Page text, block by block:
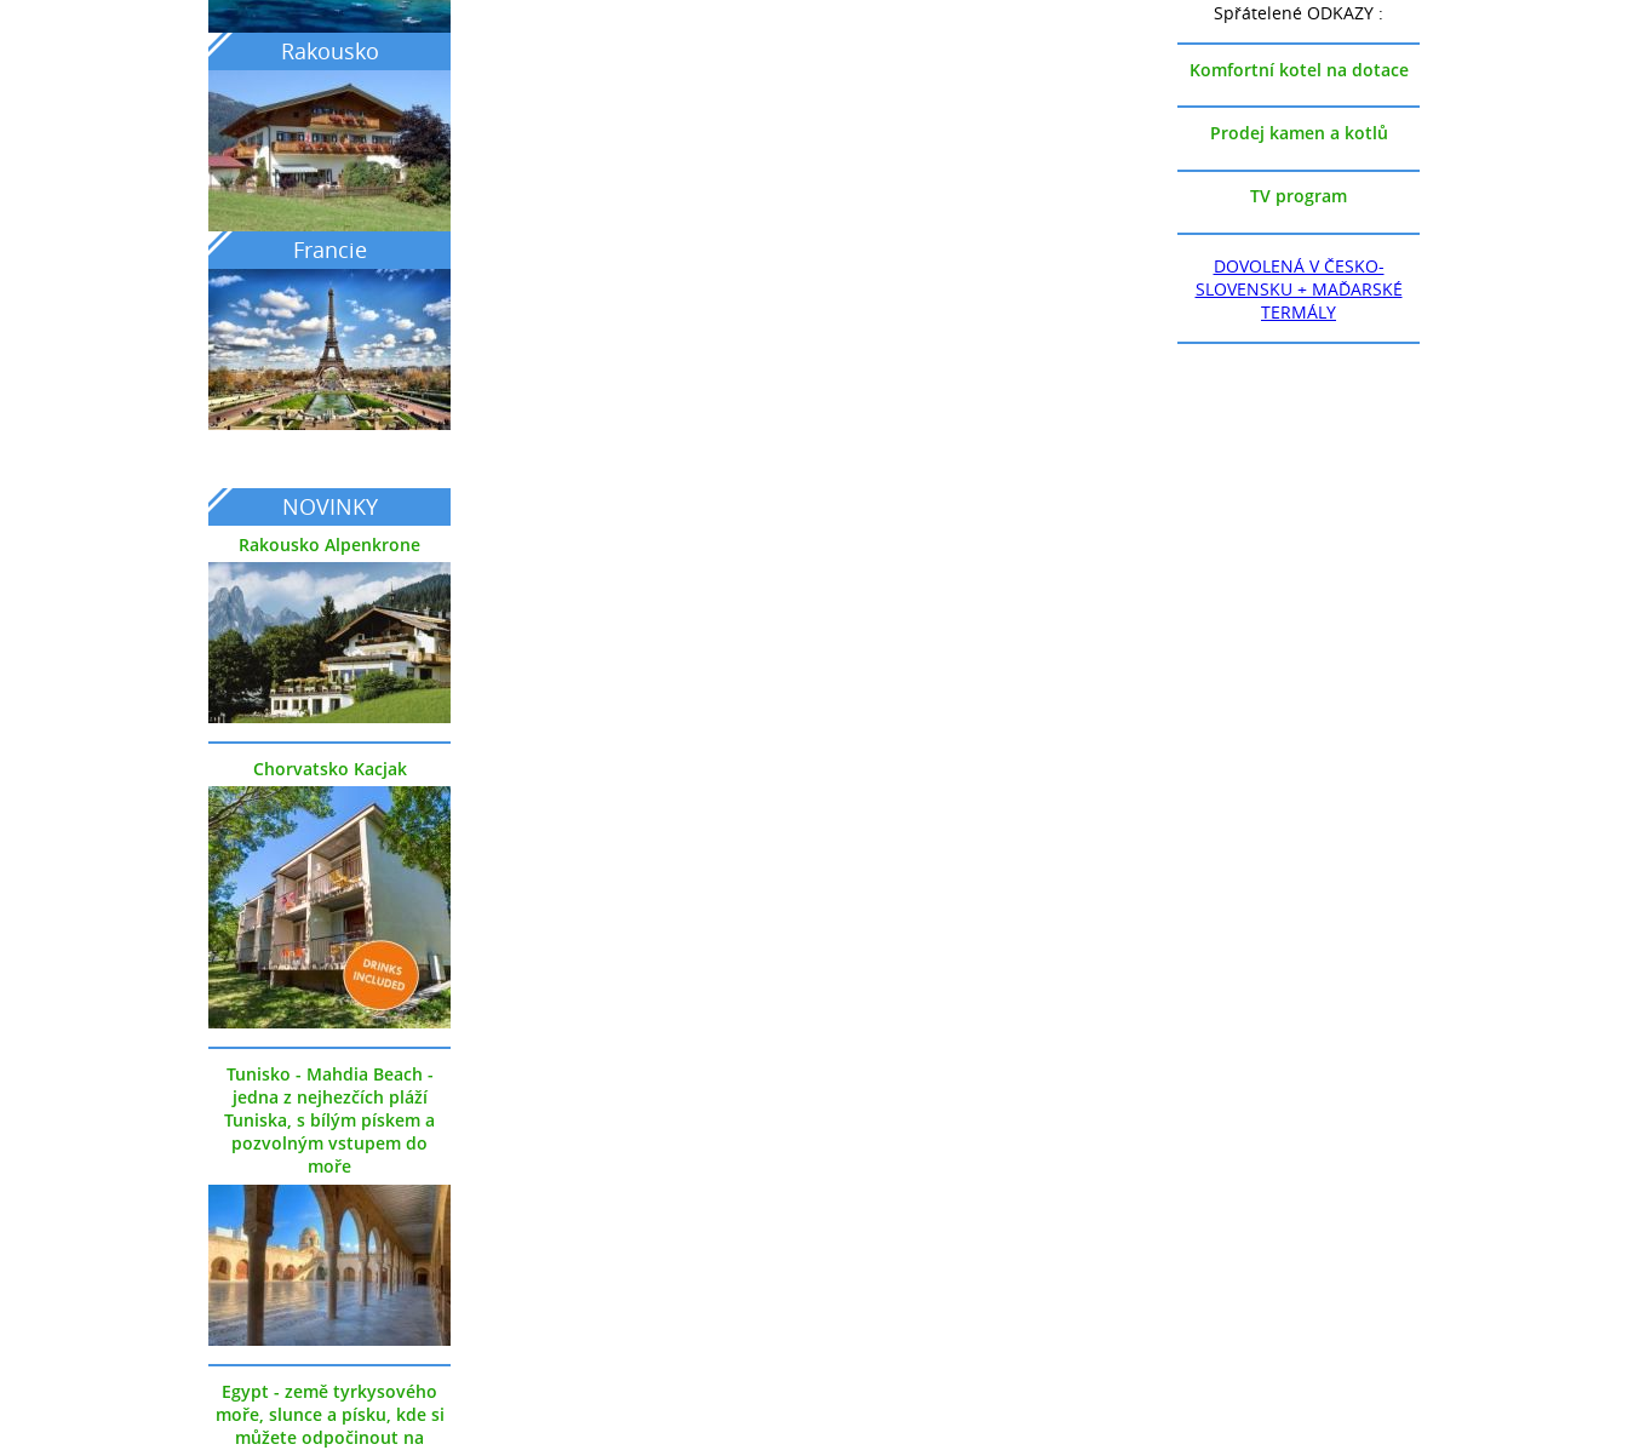
Rakousko
Francie
NOVINKY
Rakousko Alpenkrone
Chorvatsko Kacjak
Tunisko - Mahdia Beach -
jedna z nejhezčích pláží
Tuniska, s bílým pískem a
pozvolným vstupem do
moře
Egypt - země tyrkysového
moře, slunce a písku, kde si
můžete odpočinout na
Spřátelené ODKAZY :
Komfortní kotel na dotace
Prodej kamen a kotlů
TV program
DOVOLENÁ V ČESKO-
SLOVENSKU + MAĎARSKÉ
TERMÁLY